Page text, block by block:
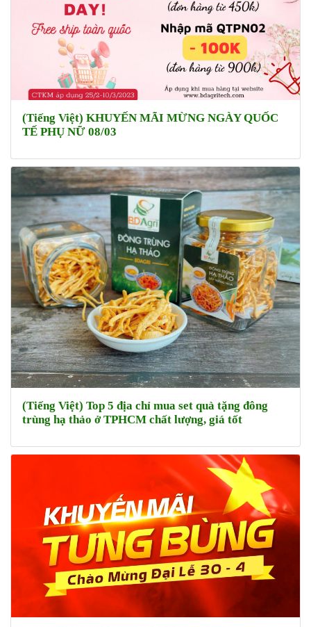
(Tiếng Việt) KHUYẾN MÃI MỪNG NGÀY QUỐC
TẾ PHỤ NỮ 08/03
(Tiếng Việt) Top 5 địa chỉ mua set quà tặng đông
trùng hạ thảo ở TPHCM chất lượng, giá tốt